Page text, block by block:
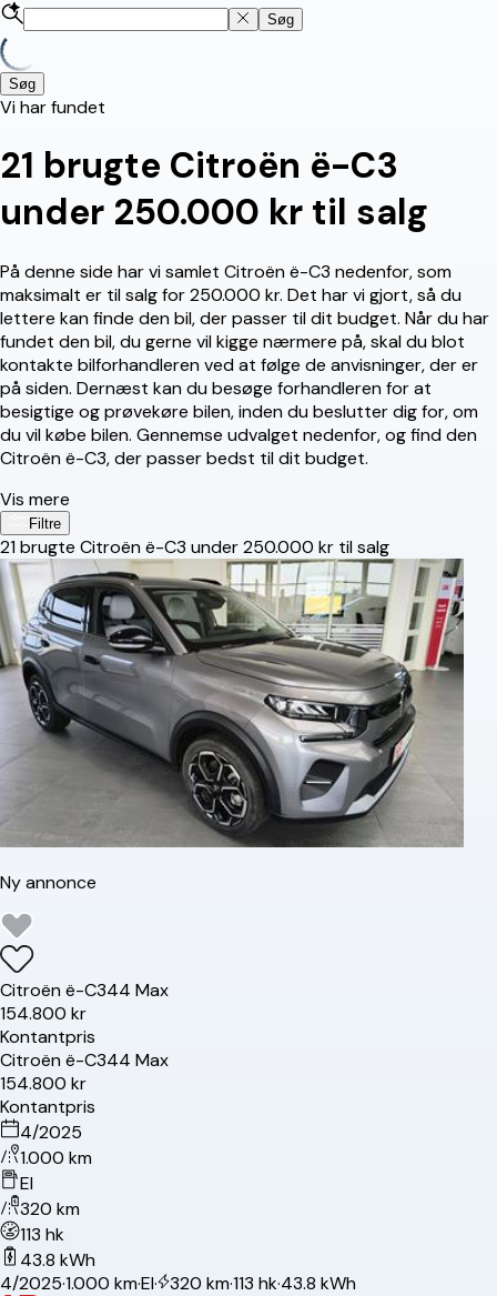
Søg
Søg
Vi har fundet
21 brugte Citroën ë-C3
under 250.000 kr til salg
På denne side har vi samlet Citroën ë-C3 nedenfor, som
maksimalt er til salg for 250.000 kr. Det har vi gjort, så du
lettere kan finde den bil, der passer til dit budget. Når du har
fundet den bil, du gerne vil kigge nærmere på, skal du blot
kontakte bilforhandleren ved at følge de anvisninger, der er
på siden. Dernæst kan du besøge forhandleren for at
besigtige og prøvekøre bilen, inden du beslutter dig for, om
du vil købe bilen. Gennemse udvalget nedenfor, og find den
Citroën ë-C3, der passer bedst til dit budget.
Vis mere
Filtre
21brugte Citroën ë-C3 under 250.000 kr til salg
Ny annonce
Citroënë-C344 Max
154.800 kr
Kontantpris
Citroënë-C344 Max
154.800 kr
Kontantpris
4/2025
1.000 km
El
320 km
113 hk
43.8 kWh
4/2025·1.000 km·El· 320 km·113 hk·43.8 kWh